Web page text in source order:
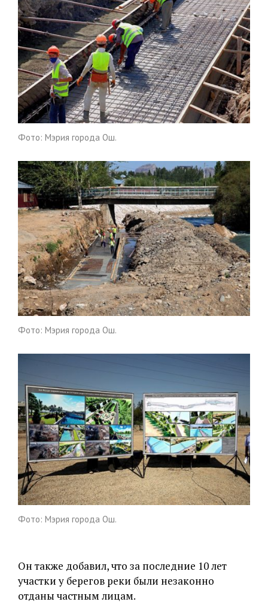
Фото: Мэрия города Ош.
Фото: Мэрия города Ош.
Фото: Мэрия города Ош.
Он также добавил, что за последние 10 лет
участки у берегов реки были незаконно
отданы частным лицам.